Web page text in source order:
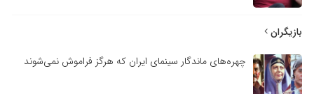
بازیگران
چهره‌های ماندگار سینمای ایران که هرگز فراموش نمی‌شوند